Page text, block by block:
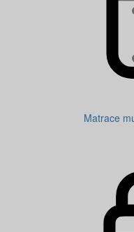
Matrace